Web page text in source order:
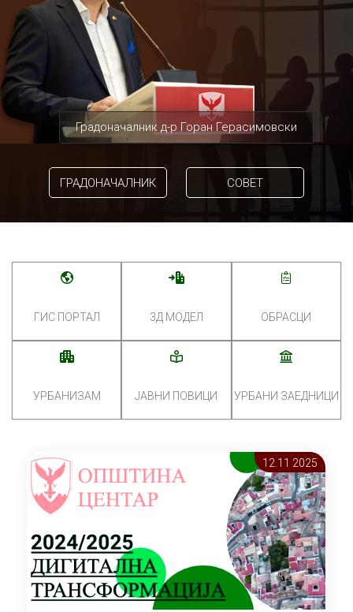
Градоначалник д-р Горан Герасимовски
ГРАДОНАЧАЛНИК СОВЕТ
ГИС ПОРТАЛ 3Д МОДЕЛ ОБРАСЦИ
УРБАНИЗАМ ЈАВНИ ПОВИЦИ УРБАНИ ЗАЕДНИЦИ
12.11 2025